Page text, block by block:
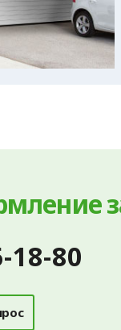
18-80